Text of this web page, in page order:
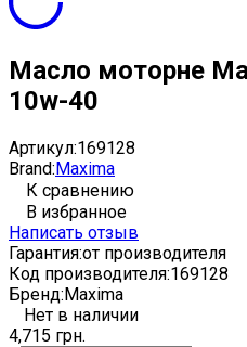
Масло моторне
10w-40
Артикул:169128
Brand:Maxima
К сравнению
В избранное
Написать отзыв
Гарантия:от производителя
Код производителя:169128
Бренд:Maxima
Нет в наличии
4,715 грн.